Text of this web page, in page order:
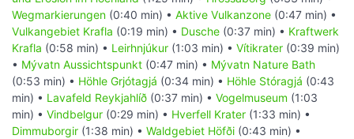
Wegmarkierungen (0:40 min) • Aktive Vulkanzone (0:47 min) •
Vulkangebiet Krafla (0:19 min) • Dusche (0:37 min) • Kraftwerk
Krafla (0:58 min) • Leirhnjúkur (1:03 min) • Vítikrater (0:39 min)
• Mývatn Aussichtspunkt (0:47 min) • Mývatn Nature Bath
(0:53 min) • Höhle Grjótagjá (0:34 min) • Höhle Stóragjá (0:43
min) • Lavafeld Reykjahlíð (0:37 min) • Vogelmuseum (1:03
min) • Vindbelgur (0:29 min) • Hverfell Krater (1:33 min) •
Dimmuborgir (1:38 min) • Waldgebiet Höfði (0:43 min) •